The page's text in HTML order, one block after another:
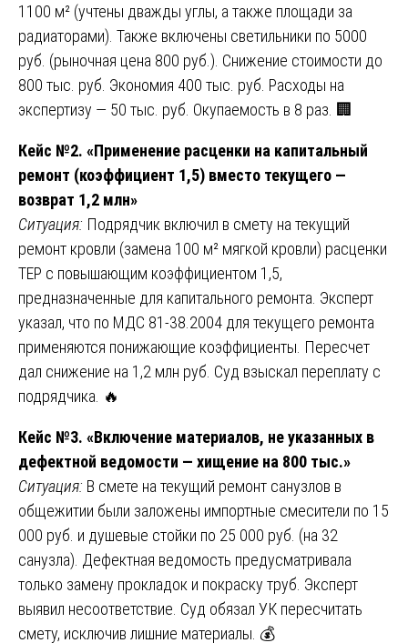
1100 м² (учтены дважды углы, а также площади за
радиаторами). Также включены светильники по 5000
руб. (рыночная цена 800 руб.). Снижение стоимости до
800 тыс. руб. Экономия 400 тыс. руб. Расходы на
экспертизу — 50 тыс. руб. Окупаемость в 8 раз. 🏢
Кейс №2. «Применение расценки на капитальный
ремонт (коэффициент 1,5) вместо текущего —
возврат 1,2 млн»
Ситуация: Подрядчик включил в смету на текущий
ремонт кровли (замена 100 м² мягкой кровли) расценки
ТЕР с повышающим коэффициентом 1,5,
предназначенные для капитального ремонта. Эксперт
указал, что по МДС 81-38.2004 для текущего ремонта
применяются понижающие коэффициенты. Пересчет
дал снижение на 1,2 млн руб. Суд взыскал переплату с
подрядчика. 🔥
Кейс №3. «Включение материалов, не указанных в
дефектной ведомости — хищение на 800 тыс.»
Ситуация: В смете на текущий ремонт санузлов в
общежитии были заложены импортные смесители по 15
000 руб. и душевые стойки по 25 000 руб. (на 32
санузла). Дефектная ведомость предусматривала
только замену прокладок и покраску труб. Эксперт
выявил несоответствие. Суд обязал УК пересчитать
смету, исключив лишние материалы. 💰